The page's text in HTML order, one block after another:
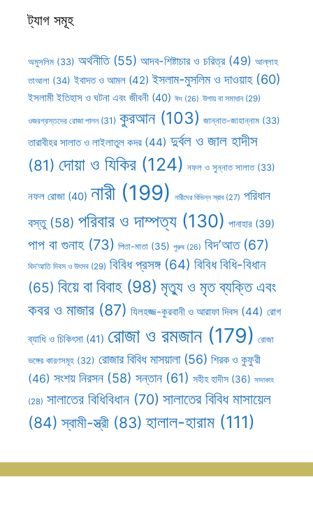
ট্যাগ সমূহ
অমুসলিম (33) অর্থনীতি(55) আদব-শিষ্টাচার ও চরিত্র(49) আল্লাহ
তাআলা (34) ইবাদত ও আমল (42) ইসলাম-মুসলিম ও দাওয়াহ(60)
ইসলামী ইতিহাস ও ঘটনা এবং জীবনী (40) ঈদ (26) উপায় বা সমাধান(29)
ওজরগ্রস্তদের রোজা পালন(31) কুরআন(103) জান্নাত-জাহান্নাম (33)
তারাবীহর সালাত ও লাইলাতুল কদর (44) দুর্বল ও জাল হাদীস
(81) দোয়া ও যিকির (124) নফল ও সুন্নাত সালাত(33)
নফল রোজা (40) নারী(199) নারীদের বিভিন্ন স্রাব(27) পরিধান
বস্তু(58) পরিবার ও দাম্পত্য (130) পানাহার (39)
পাপ বা গুনাহ(73) পিতা-মাতা (35) পুরুষ (26) বিদ’আত(67)
বিদ’আতি দিবস ও উৎসব (29) বিবিধ প্রসঙ্গ(64) বিবিধ বিধি-বিধান
(65) বিয়ে বা বিবাহ (98) মৃত্যু ও মৃত ব্যক্তি এবং
কবর ও মাজার (87) যিলহজ্জ-কুরবানী ও আরাফা দিবস (44) রোগ
ব্যাধি ও চিকিৎসা (41) রোজা ও রমজান(179) রোজা
ভঙ্গের কারণসমূহ (32) রোজার বিবিধ মাসয়ালা(56) শিরক ও কুফুরী
(46) সংশয় নিরসন (58) সন্তান (61) সহীহ হাদীস (36) সাদাকাহ
(28) সালাতের বিধিবিধান (70) সালাতের বিবিধ মাসায়েল
(84) স্বামী-স্ত্রী (83) হালাল-হারাম (111)